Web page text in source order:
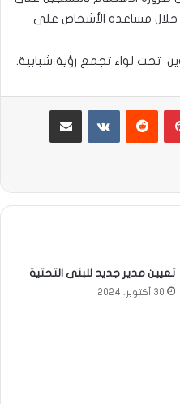
خلال مساعدة الأشخاص على
تحت لواء تجمع رؤية شبابية.
بينتيريست مشاركة عبر البريد
تعيين مدير جديد للبنى التحتية
30 أكتوبر، 2024